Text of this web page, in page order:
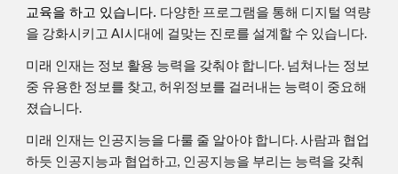
교육을 하고 있습니다. 다양한 프로그램을 통해 디지털 역량
을 강화시키고 AI시대에 걸맞는 진로를 설계할 수 있습니다.
미래 인재는 정보 활용 능력을 갖춰야 합니다. 넘쳐나는 정보
중 유용한 정보를 찾고, 허위정보를 걸러내는 능력이 중요해
졌습니다.
미래 인재는 인공지능을 다룰 줄 알아야 합니다. 사람과 협업
하듯 인공지능과 협업하고, 인공지능을 부리는 능력을 갖춰